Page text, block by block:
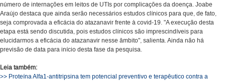
número de internações em leitos de UTIs por complicações da doença. Joabe
Araújo destaca que ainda serão necessários estudos clínicos para que, de fato,
seja comprovada a eficácia do atazanavir frente à covid-19. "A execução desta
etapa está sendo discutida, pois estudos clínicos são imprescindíveis para
elucidarmos a eficácia do atazanavir nesse âmbito", salienta. Ainda não há
previsão de data para início desta fase da pesquisa.
Leia também:
>> Proteína Alfa1-antitripsina tem potencial preventivo e terapêutico contra a